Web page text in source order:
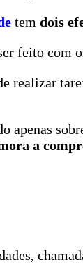
tem dois
feito
realizar
apenas
a